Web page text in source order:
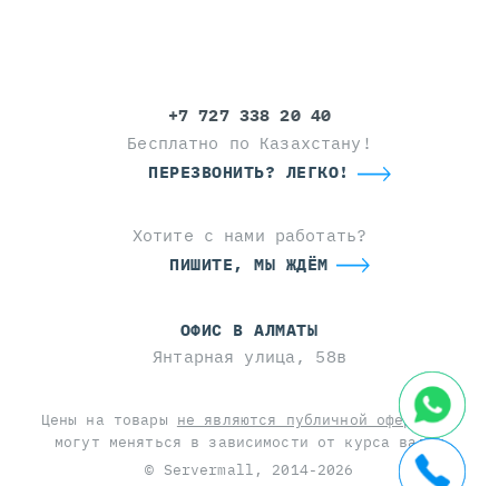
+7 727 338 20 40
Бесплатно по Казахстану!
ПЕРЕЗВОНИТЬ? ЛЕГКО!
Хотите с нами работать?
ПИШИТЕ, МЫ ЖДЁМ
ОФИС В АЛМАТЫ
Янтарная улица, 58в
Цены на товары не являются публичной офертойи
могут меняться в зависимости от курса валют
© Servermall, 2014-2026